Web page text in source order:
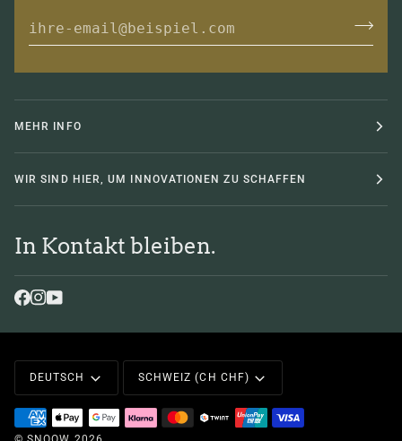
MEHR INFO
WIR SIND HIER, UM INNOVATIONEN ZU SCHAFFEN
In Kontakt bleiben.
Sprache
DEUTSCH Währung
SCHWEIZ (CH CHF)